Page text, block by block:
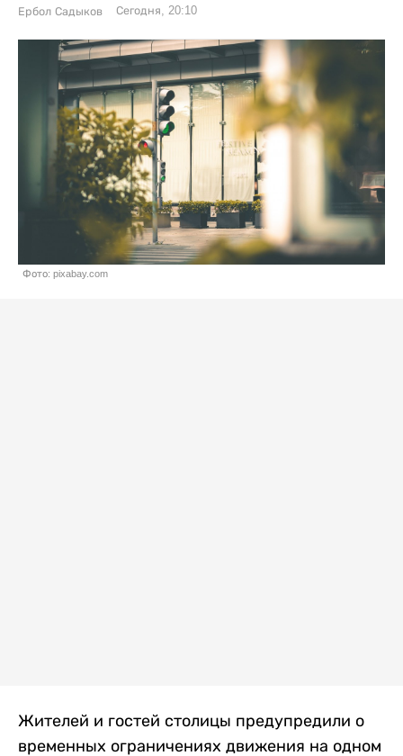
Ербол Садыков Сегодня, 20:10
Фото: pixabay.com
Жителей и гостей столицы предупредили о
временных ограничениях движения на одном